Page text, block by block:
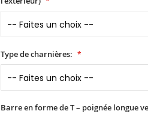
Type de charnières:
Barre en forme de T – poignée longue